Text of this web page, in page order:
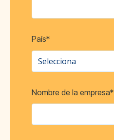
País*
Nombre de la empresa*